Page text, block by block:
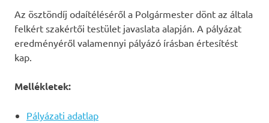
Az ösztöndíj odaítéléséről a Polgármester dönt az általa
felkért szakértői testület javaslata alapján. A pályázat
eredményéről valamennyi pályázó írásban értesítést
kap.
Mellékletek:
Pályázati adatlap